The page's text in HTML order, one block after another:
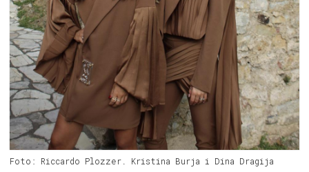
Foto: Riccardo Plozzer. Kristina Burja i Dina Dragija